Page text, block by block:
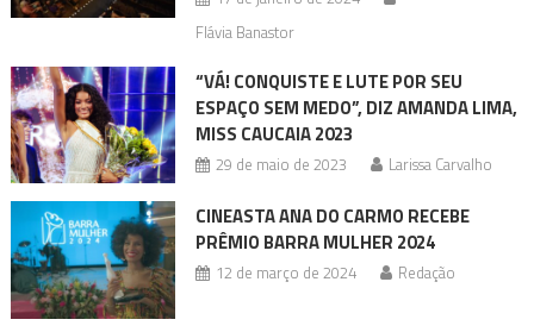
Flávia Banastor
“VÁ! CONQUISTE E LUTE POR SEU
ESPAÇO SEM MEDO”, DIZ AMANDA LIMA,
MISS CAUCAIA 2023
29 de maio de 2023 Larissa Carvalho
CINEASTA ANA DO CARMO RECEBE
PRÊMIO BARRA MULHER 2024
12 de março de 2024 Redação